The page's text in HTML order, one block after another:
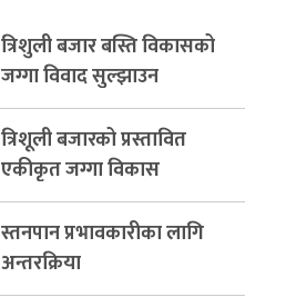
त्रिशुली बजार बस्ति विकासको
जग्गा विवाद सुल्झाउन
संयोजक तोकियो
त्रिशूली बजारको प्रस्तावित
एकीकृत जग्गा विकास
योजनाको जग्गा विवादमा
किन?, बस्ति विकास दर्ता नभए
समिति विघटन हुने
स्तनपान प्रभावकारीका लागि
अन्तरक्रिया